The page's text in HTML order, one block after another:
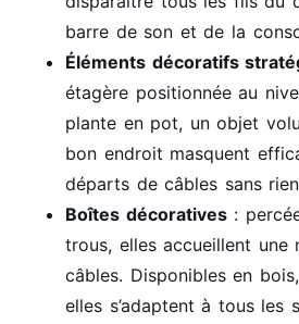
barre de son et de la
Éléments décoratifs
étagère positionnée au
plante en pot, un objet
bon endroit masquent
départs de câbles sans
Boîtes décoratives:
trous, elles accueillent une
câbles. Disponibles en
elles s’adaptent à tous les